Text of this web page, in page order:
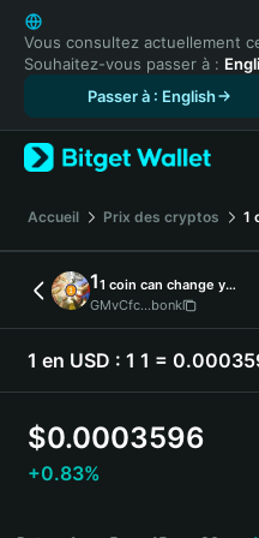
English
日本語
Tiếng Việt
Español (Latinoamérica)
Türkçe
Français
Deutsch
简体中文
繁體中文
Português (Portugal)
Bahasa Indonesia
ภาษาไทย
Español
Español (Argentina)
Vous consultez actuellement
Souhaitez-vous passer à :
Passer à : English
Accueil Prix des cryptos 1
1
1 coin can change your life
GMvCfc...bonk
1 en USD : 1 1 =
$0.0003596
+0.83%